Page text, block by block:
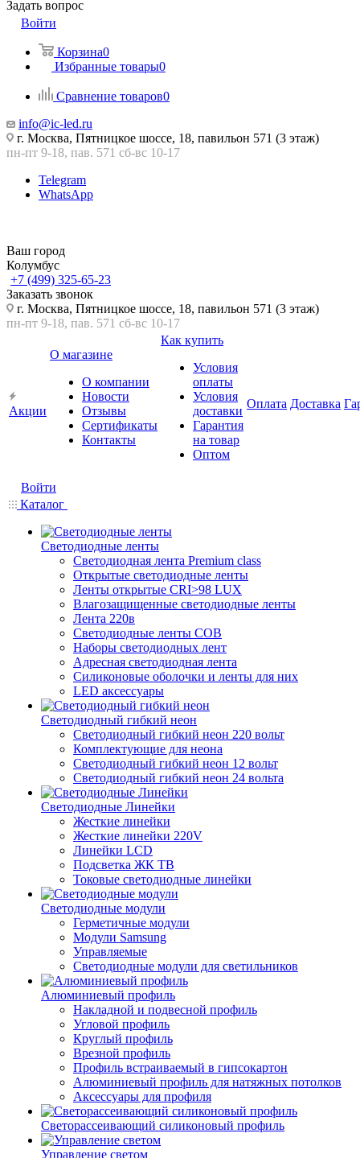
Задать вопрос
Войти
Корзина0
Избранные товары0
Сравнение товаров0
info@ic-led.ru
г. Москва, Пятницкое шоссе, 18, павильон 571 (3 этаж)
пн-пт 9-18, пав. 571 сб-вс 10-17
Telegram
WhatsApp
Ваш город
Колумбус
+7 (499) 325-65-23
Заказать звонок
г. Москва, Пятницкое шоссе, 18, павильон 571 (3 этаж)
пн-пт 9-18, пав. 571 сб-вс 10-17
Акции
О магазине
О компании
Новости
Отзывы
Сертификаты
Контакты
Как купить
Условия
оплаты
Условия
доставки
Гарантия
на товар
Оптом
Оплата Доставка
Войти
Каталог
Светодиодные ленты
Светодиодная лента Premium class
Открытые светодиодные ленты
Ленты открытые CRI>98 LUX
Влагозащищенные светодиодные ленты
Лента 220в
Светодиодные ленты COB
Наборы светодиодных лент
Адресная светодиодная лента
Силиконовые оболочки и ленты для них
LED аксессуары
Светодиодный гибкий неон
Светодиодный гибкий неон 220 вольт
Комплектующие для неона
Светодиодный гибкий неон 12 вольт
Светодиодный гибкий неон 24 вольта
Светодиодные Линейки
Жесткие линейки
Жесткие линейки 220V
Линейки LCD
Подсветка ЖК ТВ
Токовые светодиодные линейки
Светодиодные модули
Герметичные модули
Модули Samsung
Управляемые
Светодиодные модули для светильников
Алюминиевый профиль
Накладной и подвесной профиль
Угловой профиль
Круглый профиль
Врезной профиль
Профиль встраиваемый в гипсокартон
Алюминиевый профиль для натяжных потолков
Аксессуары для профиля
Светорассеивающий силиконовый профиль
Управление светом